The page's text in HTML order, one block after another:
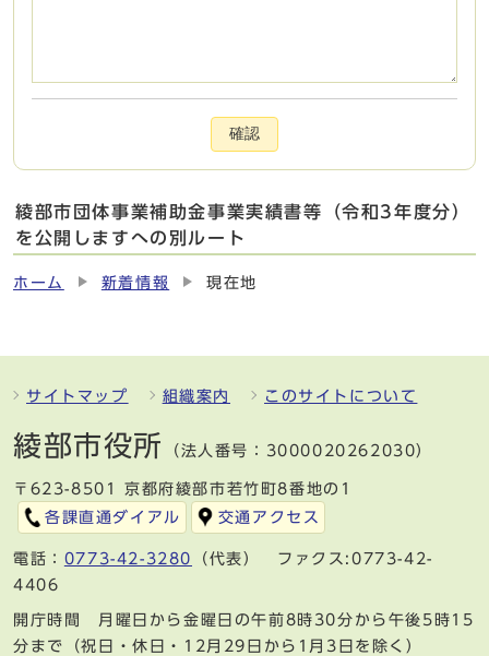
確認
綾部市団体事業補助金事業実績書等（令和3年度分）
を公開しますへの別ルート
ホーム 新着情報 現在地
サイトマップ 組織案内 このサイトについて
綾部市役所 （法人番号：3000020262030）
〒623-8501 京都府綾部市若竹町8番地の1
各課直通ダイアル
交通アクセス
電話： 0773-42-3280
（代表） ファクス:0773-42-
4406
開庁時間 月曜日から金曜日の午前8時30分から午後5時15
分まで（祝日・休日・12月29日から1月3日を除く）